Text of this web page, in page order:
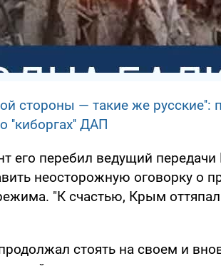
стороны — такие же русские'':
''киборгах'' ДАП
его перебил ведущий
неосторожную оговорку о
"К счастью, Крым
стоять на своем и